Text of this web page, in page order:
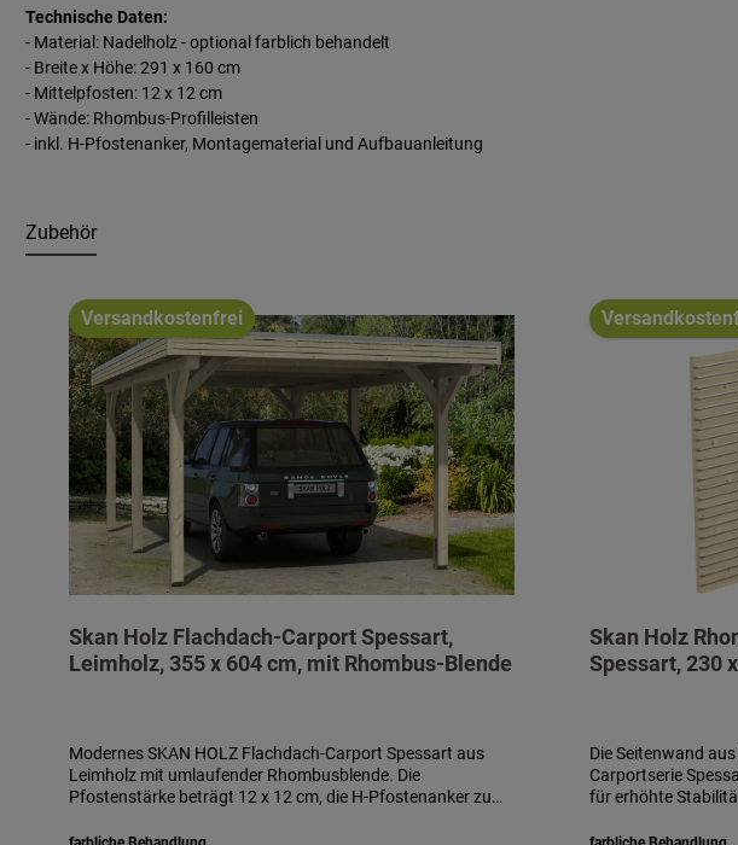
Technische Daten:
- Material: Nadelholz - optional farblich behandelt
- Breite x Höhe: 291 x 160 cm
- Mittelpfosten: 12 x 12 cm
- Wände: Rhombus-Profilleisten
- inkl. H-Pfostenanker, Montagematerial und Aufbauanleitung
Zubehör
Versandkostenfrei
Skan Holz Flachdach-Carport Spessart,
Leimholz, 355 x 604 cm, mit Rhombus-Blende
Modernes SKAN HOLZ Flachdach-Carport Spessart aus
Leimholz mit umlaufender Rhombusblende. Die
Pfostenstärke beträgt 12 x 12 cm, die H-Pfostenanker zum
Dacheindeckung aus anthrazit farbbeschichteten
Skan Holz
Spessart, 230
Die Seitenwand
Carportserie
für erhöhte
gelieferten